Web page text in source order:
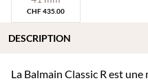
CHF435.00
La Balmain Classic R est
DESCRIPTION